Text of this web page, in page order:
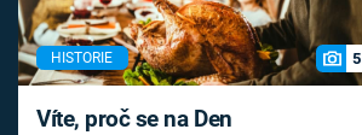
HISTORIE 5
Víte, proč se na Den